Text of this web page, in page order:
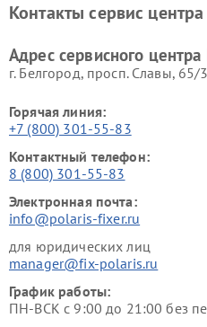
Контакты сервис центра
Адрес сервисного
г. Белгород, просп. Славы, 65/
Горячая линия:
+7 (800) 301-55-83
Контактный телефон:
8 (800) 301-55-83
Электронная почта:
info@polaris-fixer.ru
для юридических лиц
manager@fix-polaris.ru
График работы:
ПН-ВСК с 9:00 до 21:00 без